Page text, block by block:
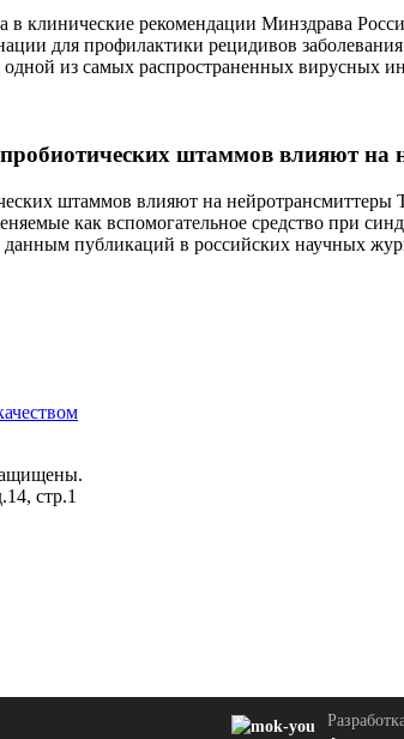
в клинические рекомендации Минздрава
для профилактики рецидивов
одной из самых распространенных вирусных
штаммов влияют на
штаммов влияют на нейротрансмиттеры
как вспомогательное средство при
публикаций в российских научных
стр.1